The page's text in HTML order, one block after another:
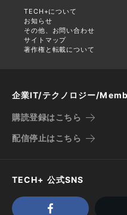
TECH+について
お知らせ
その他、お問い合わせ
サイトマップ
著作権と転載について
企業IT/テクノロジー/
購読登録はこちら
配信停止はこちら
TECH+ 公式SNS